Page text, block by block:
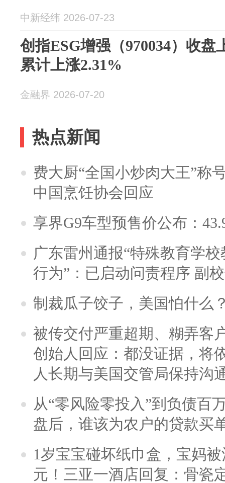
中新经纬 2026-07-23
创指ESG增强（970034）收盘
累计上涨2.31%
金融界 2026-07-20
热点新闻
费大厨“全国小炒肉大王”称
中国烹饪协会回应
享界G9车型预售价公布：
广东雷州通报“特殊教育学
行为”：已启动问责程序 副
制裁瓜子饺子，美国怕什么
被传交付严重超期、糊弄客
创始人回应：都没证据，将
人长期与美国交管局保持沟
从“零风险零投入”到负债百
盘后，谁该为农户的贷款买
1岁宝宝碰坏纸巾盒，宝妈
元！三亚一酒店回复：骨瓷